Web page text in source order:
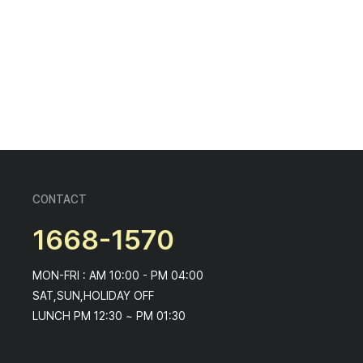
CONTACT
1668-1570
MON-FRI : AM 10:00 - PM 04:00
SAT,SUN,HOLIDAY OFF
LUNCH PM 12:30 ~ PM 01:30